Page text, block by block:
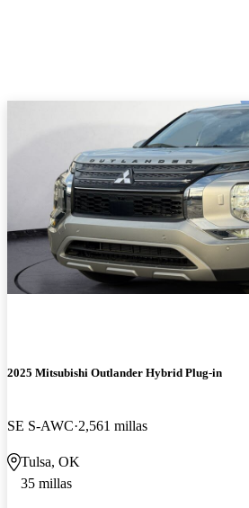
2025 Mitsubishi Outlander Hybrid Plug-in
SE S-AWC 2,561 millas
Tulsa, OK
35 millas